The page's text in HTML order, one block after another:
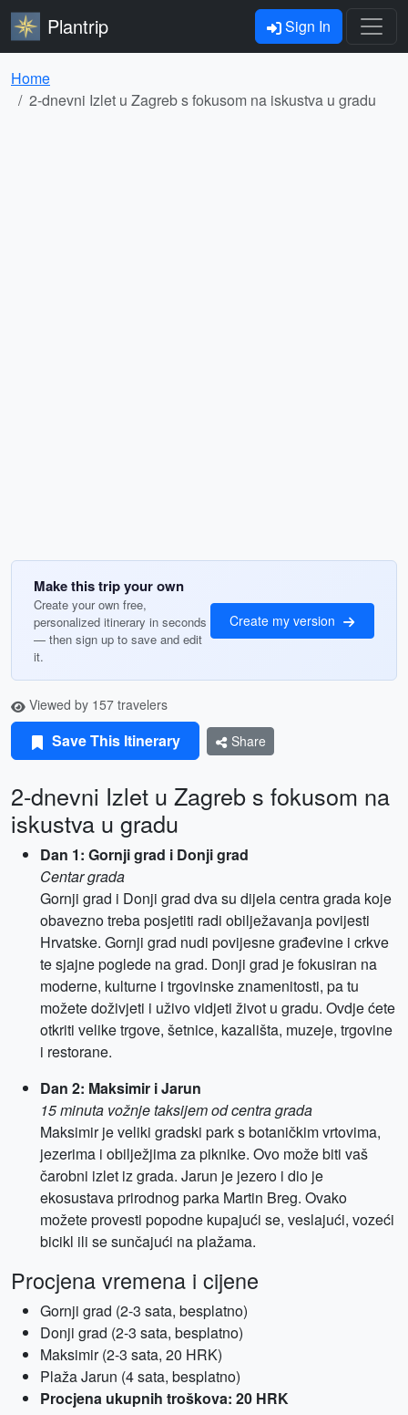
Plantrip Sign In
Home
2-dnevni Izlet u Zagreb s fokusom na iskustva u gradu
Make this trip your own
Create your own free,
personalized itinerary in seconds
— then sign up to save and edit
it.
Create my version
Viewed by 157 travelers
Save This Itinerary Share
2-dnevni Izlet u Zagreb s fokusom na
iskustva u gradu
Dan 1: Gornji grad i Donji grad
Centar grada
Gornji grad i Donji grad dva su dijela centra grada koje
obavezno treba posjetiti radi obilježavanja povijesti
Hrvatske. Gornji grad nudi povijesne građevine i crkve
te sjajne poglede na grad. Donji grad je fokusiran na
moderne, kulturne i trgovinske znamenitosti, pa tu
možete doživjeti i uživo vidjeti život u gradu. Ovdje ćete
otkriti velike trgove, šetnice, kazališta, muzeje, trgovine
i restorane.
Dan 2: Maksimir i Jarun
15 minuta vožnje taksijem od centra grada
Maksimir je veliki gradski park s botaničkim vrtovima,
jezerima i obilježjima za piknike. Ovo može biti vaš
čarobni izlet iz grada. Jarun je jezero i dio je
ekosustava prirodnog parka Martin Breg. Ovako
možete provesti popodne kupajući se, veslajući, vozeći
bicikl ili se sunčajući na plažama.
Procjena vremena i cijene
Gornji grad (2-3 sata, besplatno)
Donji grad (2-3 sata, besplatno)
Maksimir (2-3 sata, 20 HRK)
Plaža Jarun (4 sata, besplatno)
Procjena ukupnih troškova: 20 HRK